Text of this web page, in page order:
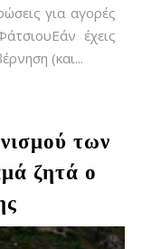
για αγορές
έχεις
(και...
των
ζητά ο